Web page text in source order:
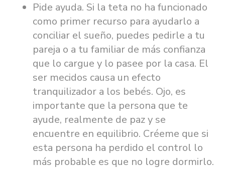
Pide ayuda. Si la teta no ha funcionado
como primer recurso para ayudarlo a
conciliar el sueño, puedes pedirle a tu
pareja o a tu familiar de más confianza
que lo cargue y lo pasee por la casa. El
ser mecidos causa un efecto
tranquilizador a los bebés. Ojo, es
importante que la persona que te
ayude, realmente de paz y se
encuentre en equilibrio. Créeme que si
esta persona ha perdido el control lo
más probable es que no logre dormirlo.